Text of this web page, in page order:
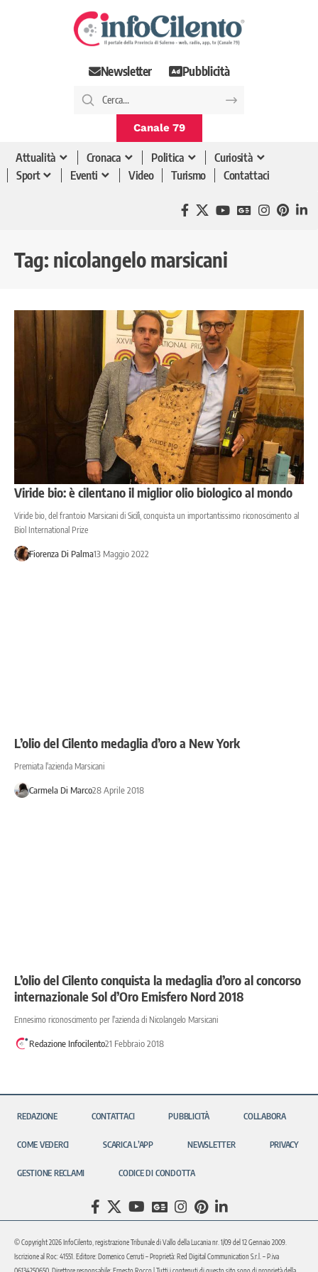
Newsletter Pubblicità
Canale 79
Attualità Cronaca Politica
Curiosità
Sport
Eventi Video Turismo Contattaci
Tag: nicolangelo marsicani
Viride bio: è cilentano il miglior olio biologico al mondo
Viride bio, del frantoio Marsicani di Sicilì, conquista un importantissimo riconoscimento al
Biol International Prize
Fiorenza Di Palma13 Maggio 2022
L’olio del Cilento medaglia d’oro a New York
Premiata l'azienda Marsicani
Carmela Di Marco28 Aprile 2018
L’olio del Cilento conquista la medaglia d’oro al concorso
internazionale Sol d’Oro Emisfero Nord 2018
Ennesimo riconoscimento per l'azienda di Nicolangelo Marsicani
Redazione Infocilento21 Febbraio 2018
REDAZIONE CONTATTACI PUBBLICITÀ COLLABORA
COME VEDERCI SCARICA L’APP NEWSLETTER PRIVACY
GESTIONE RECLAMI CODICE DI CONDOTTA
© Copyright 2026 InfoCilento, registrazione Tribunale di Vallo della Lucania nr. 1/09 del 12 Gennaio 2009.
Iscrizione al Roc: 41551. Editore: Domenico Cerruti – Proprietà: Red Digital Communication S.r.l. – P.iva